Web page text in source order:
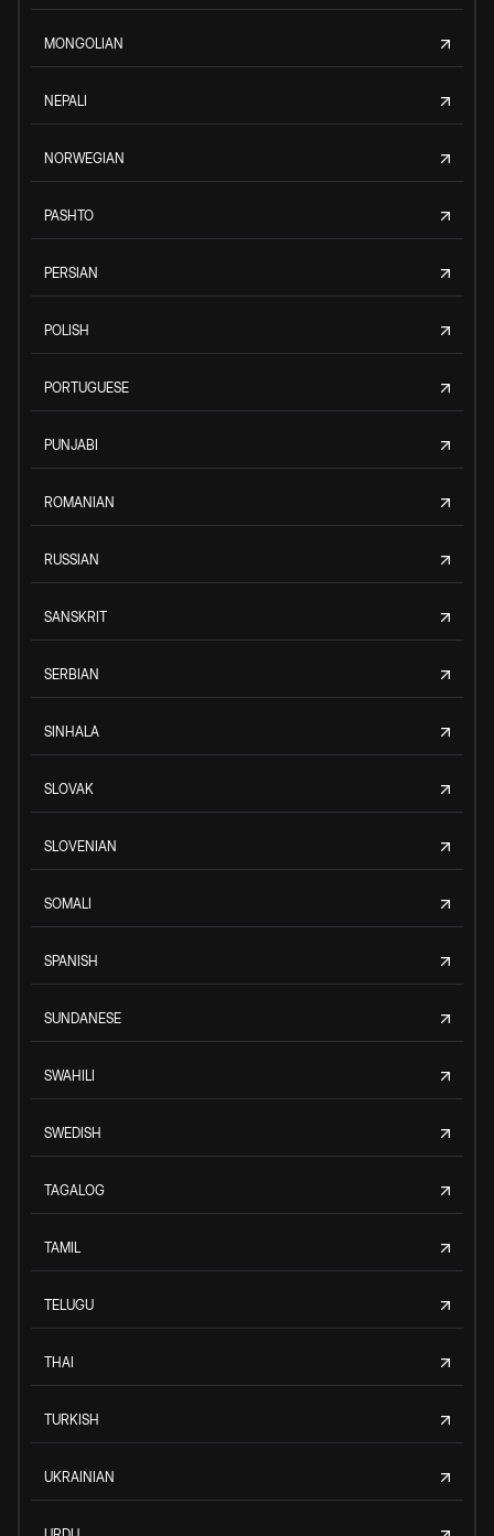
MONGOLIAN
NEPALI
NORWEGIAN
PASHTO
PERSIAN
POLISH
PORTUGUESE
PUNJABI
ROMANIAN
RUSSIAN
SANSKRIT
SERBIAN
SINHALA
SLOVAK
SLOVENIAN
SOMALI
SPANISH
SUNDANESE
SWAHILI
SWEDISH
TAGALOG
TAMIL
TELUGU
THAI
TURKISH
UKRAINIAN